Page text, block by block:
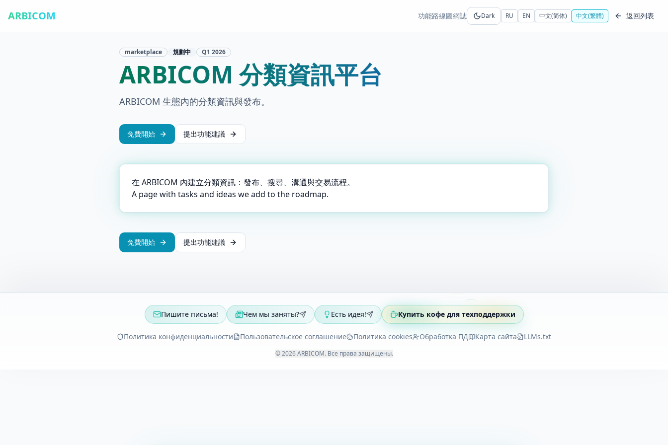
ARBICOM 功能路線圖網誌 Dark RU EN 中文(简体) 中文(繁體) 返回列表
marketplace 規劃中 Q1 2026
ARBICOM 分類資訊平台
ARBICOM 生態內的分類資訊與發布。
免費開始 提出功能建議
在 ARBICOM 內建立分類資訊：發布、搜尋、溝通與交易流程。
A page with tasks and ideas we add to the roadmap.
免費開始 提出功能建議
Пишите письма! Чем мы заняты? Есть идея! Купить кофе для техподдержки
Политика конфиденциальности Пользовательское соглашение Политика cookies Обработка ПД Карта сайта LLMs.txt
©2026 ARBICOM. Все права защищены.